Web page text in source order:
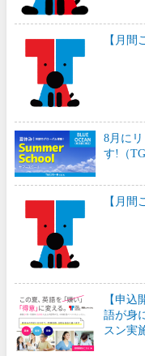
【月間
8月に
す!（
【月間
【申
語が身
スン実